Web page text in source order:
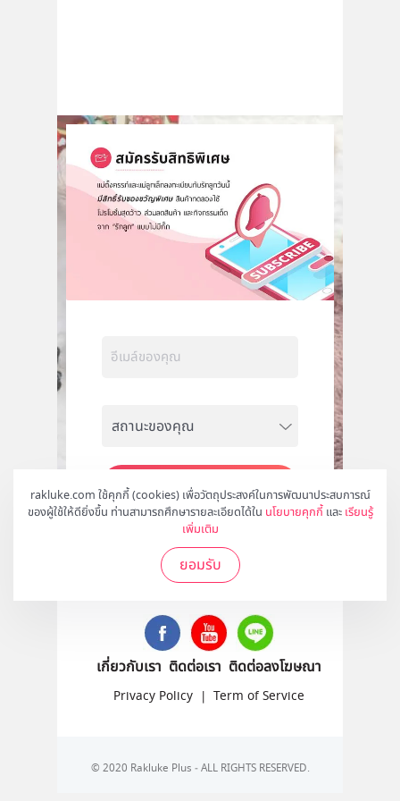
rakluke.com ใช้คุกกี้ (cookies) เพื่อวัตถุประสงค์ในการพัฒนาประสบการณ์
ของผู้ใช้ให้ดียิ่งขึ้น ท่านสามารถศึกษารายละเอียดได้ใน นโยบายคุกกี้ และ เรียนรู้
เพิ่มเติม
ยอมรับ
สมัคร
ติดตามเราได้ที่
เกี่ยวกับเรา ติดต่อเรา ติดต่อลงโฆษณา
Privacy Policy | Term of Service
© 2020 Rakluke Plus - ALL RIGHTS RESERVED.